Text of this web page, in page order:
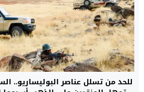
للحد من تسلل عناصر البوليساريو..